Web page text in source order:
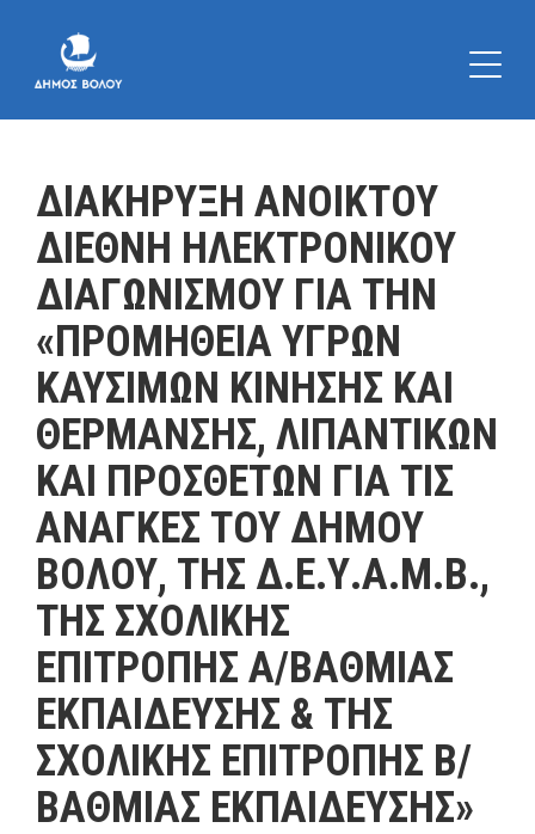
ΔΙΑΚΗΡΥΞΗ ΑΝΟΙΚΤΟΥ
ΔΙΕΘΝΗ ΗΛΕΚΤΡΟΝΙΚΟΥ
ΔΙΑΓΩΝΙΣΜΟΥ ΓΙΑ ΤΗΝ
«ΠΡΟΜΗΘΕΙΑ ΥΓΡΩΝ
ΚΑΥΣΙΜΩΝ ΚΙΝΗΣΗΣ ΚΑΙ
ΘΕΡΜΑΝΣΗΣ, ΛΙΠΑΝΤΙΚΩΝ
ΚΑΙ ΠΡΟΣΘΕΤΩΝ ΓΙΑ ΤΙΣ
ΑΝΑΓΚΕΣ ΤΟΥ ΔΗΜΟΥ
ΒΟΛΟΥ, ΤΗΣ Δ.Ε.Υ.Α.Μ.Β.,
ΤΗΣ ΣΧΟΛΙΚΗΣ
ΕΠΙΤΡΟΠΗΣ Α/ΒΑΘΜΙΑΣ
ΕΚΠΑΙΔΕΥΣΗΣ & ΤΗΣ
ΣΧΟΛΙΚΗΣ ΕΠΙΤΡΟΠΗΣ Β/
ΒΑΘΜΙΑΣ ΕΚΠΑΙΔΕΥΣΗΣ»